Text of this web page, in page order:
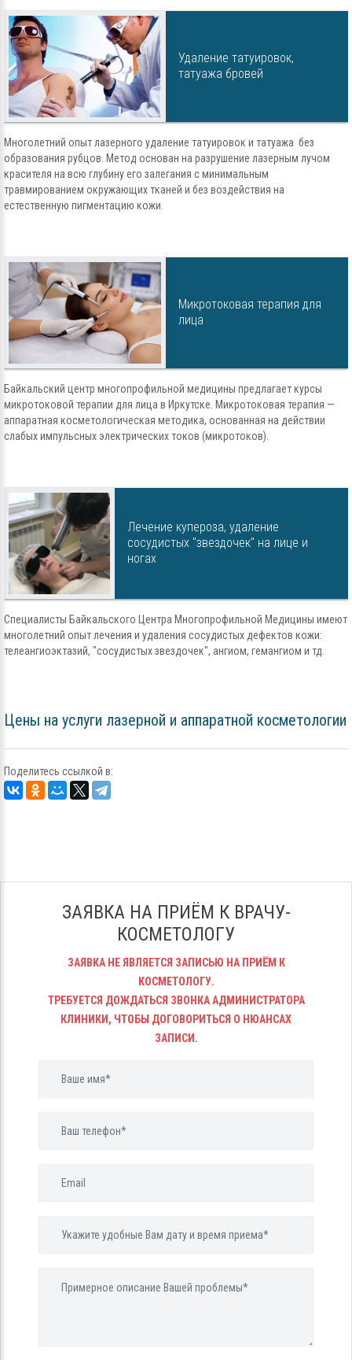
Удаление татуировок,
татуажа бровей
Многолетний опыт лазерного удаление татуировок и татуажа без
образования рубцов. Метод основан на разрушение лазерным лучом
красителя на всю глубину его залегания с минимальным
травмированием окружающих тканей и без воздействия на
естественную пигментацию кожи.
Микротоковая терапия для
лица
Байкальский центр многопрофильной медицины предлагает курсы
микротоковой терапии для лица в Иркутске. Микротоковая терапия —
аппаратная косметологическая методика, основанная на действии
слабых импульсных электрических токов (микротоков).
Лечение купероза, удаление
сосудистых "звездочек" на лице и
ногах
Специалисты Байкальского Центра Многопрофильной Медицины имеют
многолетний опыт лечения и удаления сосудистых дефектов кожи:
телеангиоэктазий, "сосудистых звездочек", ангиом, гемангиом и тд.
Цены на услуги лазерной и аппаратной косметологии
Поделитесь ссылкой в:
ЗАЯВКА НА ПРИЁМ К ВРАЧУ-
КОСМЕТОЛОГУ
ЗАЯВКА НЕ ЯВЛЯЕТСЯ ЗАПИСЬЮ НА ПРИЁМ К
КОСМЕТОЛОГУ.
ТРЕБУЕТСЯ ДОЖДАТЬСЯ ЗВОНКА АДМИНИСТРАТОРА
КЛИНИКИ, ЧТОБЫ ДОГОВОРИТЬСЯ О НЮАНСАХ
ЗАПИСИ.